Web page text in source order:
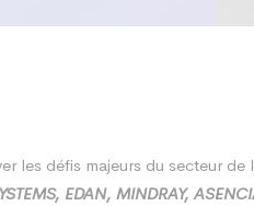
les défis majeurs du secteur de
EDAN, MINDRAY,